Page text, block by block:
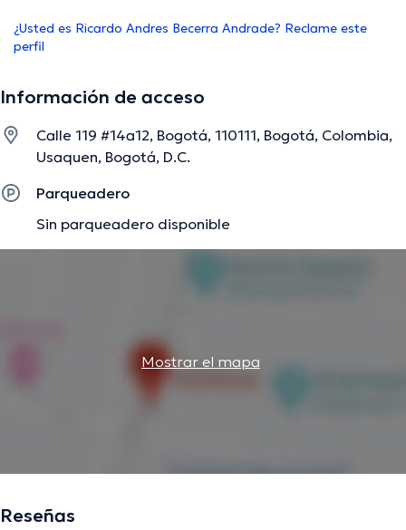
¿Usted es Ricardo Andres Becerra Andrade? Reclame este
perfil
Información de acceso
Calle 119 #14a12, Bogotá, 110111, Bogotá, Colombia,
Usaquen, Bogotá, D.C.
Parqueadero
Sin parqueadero disponible
Mostrar el mapa
Reseñas